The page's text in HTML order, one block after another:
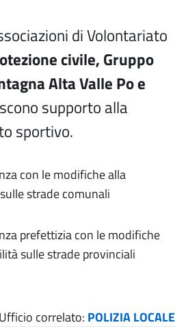
di Volontariato
civile, Gruppo
Alta Valle Po e
supporto alla
sportivo.
con le modifiche alla
strade comunali
prefettizia con le modifiche
sulle strade provinciali
Ufficio correlato: POLIZIA LOCALE